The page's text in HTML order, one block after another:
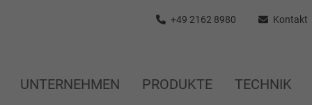
+49 2162 8980 Kontakt
UNTERNEHMEN PRODUKTE TECHNIK